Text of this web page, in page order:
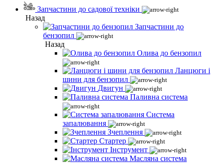
Запчастини до садової техніки
Назад
Запчастини до
бензопил
Назад
Олива до бензопил
Ланцюги і
шини для бензопил
Двигун
Паливна система
Система
запалювання
Зчеплення
Стартер
Інструмент
Масляна система